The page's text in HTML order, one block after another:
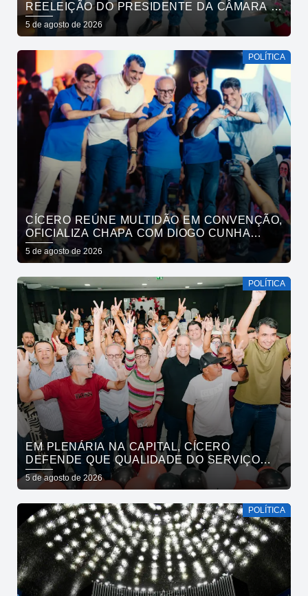
REELEIÇÃO DO PRESIDENTE DA CÂMARA E
VEREADORES DE SÃO BENTO
5 de agosto de 2026
POLÍTICA
CÍCERO REÚNE MULTIDÃO EM CONVENÇÃO,
OFICIALIZA CHAPA COM DIOGO CUNHA
LIMA, VENEZIANO E ANDRÉ GADELHA E
CONVOCA PARAÍBA A DAR O PRÓXIMO
5 de agosto de 2026
POLÍTICA
EM PLENÁRIA NA CAPITAL, CÍCERO
DEFENDE QUE QUALIDADE DO SERVIÇO
PÚBLICO ESTADUAL SUPERE O DA
INICIATIVA PRIVADA
5 de agosto de 2026
POLÍTICA